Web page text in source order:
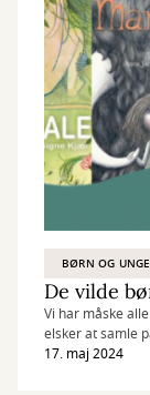
BØRN OG UNGE
De vilde
Vi har måske
elsker at samle
elsker at gå på
17. maj 2024